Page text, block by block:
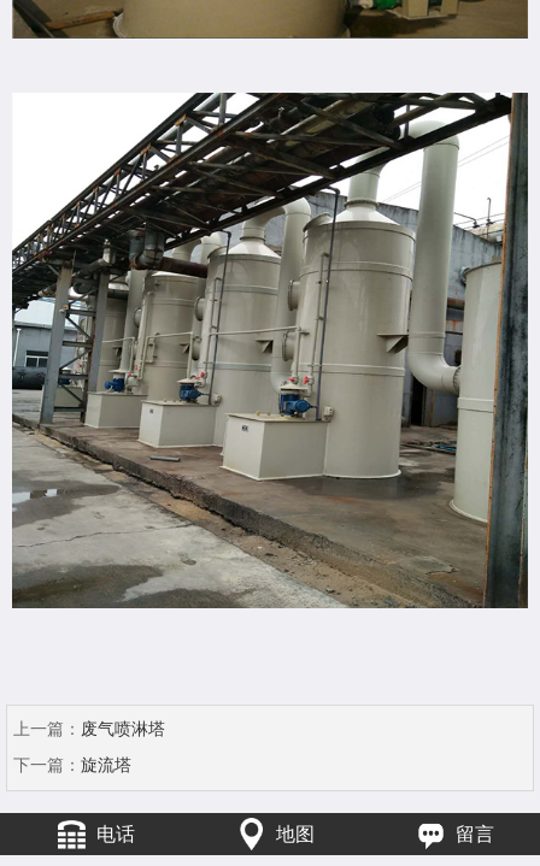
上一篇： 废气喷淋塔
下一篇： 旋流塔
电话 地图 留言